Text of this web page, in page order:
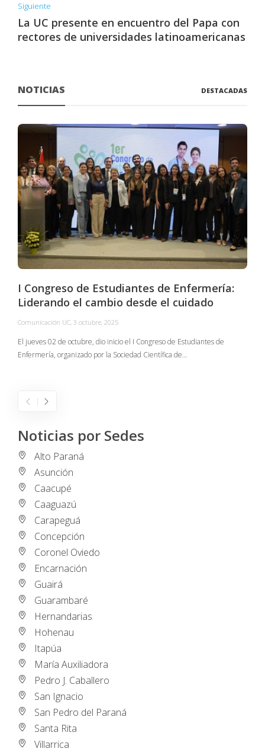
Siguiente
La UC presente en encuentro del Papa con
rectores de universidades latinoamericanas
NOTICIAS DESTACADAS
I Congreso de Estudiantes de Enfermería:
Liderando el cambio desde el cuidado
Comunicación UC, 3 octubre, 2025
El jueves 02 de octubre, dio inicio el I Congreso de Estudiantes de
Enfermería, organizado por la Sociedad Científica de…
Noticias por Sedes
Alto Paraná
Asunción
Caacupé
Caaguazú
Carapeguá
Concepción
Coronel Oviedo
Encarnación
Guairá
Guarambaré
Hernandarias
Hohenau
Itapúa
María Auxiliadora
Pedro J. Caballero
San Ignacio
San Pedro del Paraná
Santa Rita
Villarrica